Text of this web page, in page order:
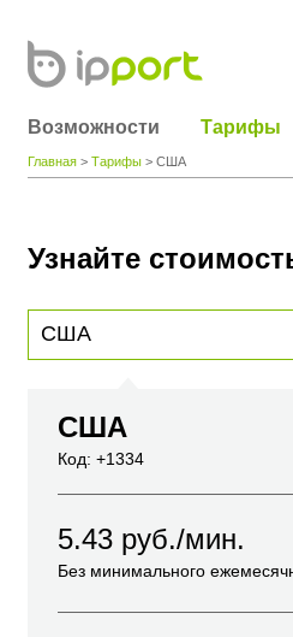
Возможности Тарифы
Главная > Тарифы > США
Узнайте
США
Код: +1334
5.43 руб./мин.
Без минимального